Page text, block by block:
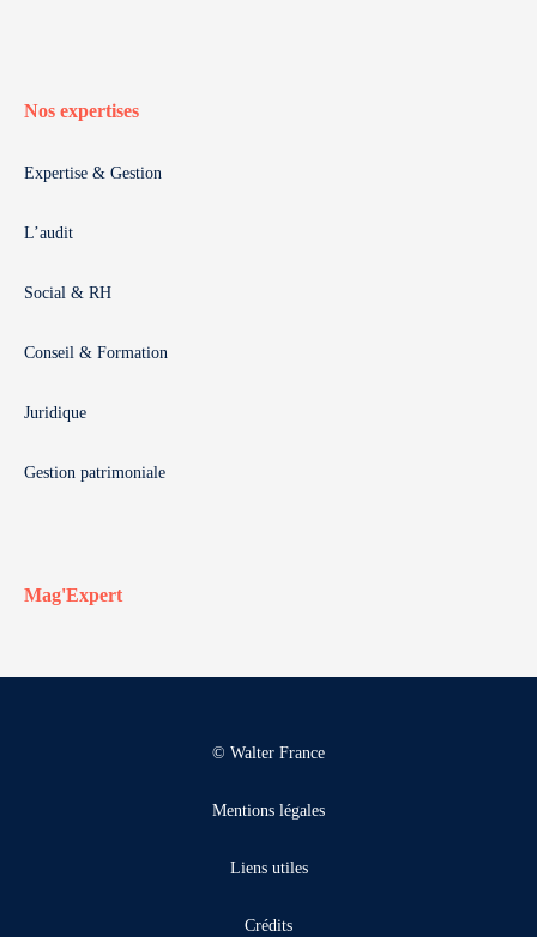
Nos expertises
Expertise & Gestion
L’audit
Social & RH
Conseil & Formation
Juridique
Gestion patrimoniale
Mag'Expert
© Walter France
Mentions légales
Liens utiles
Crédits